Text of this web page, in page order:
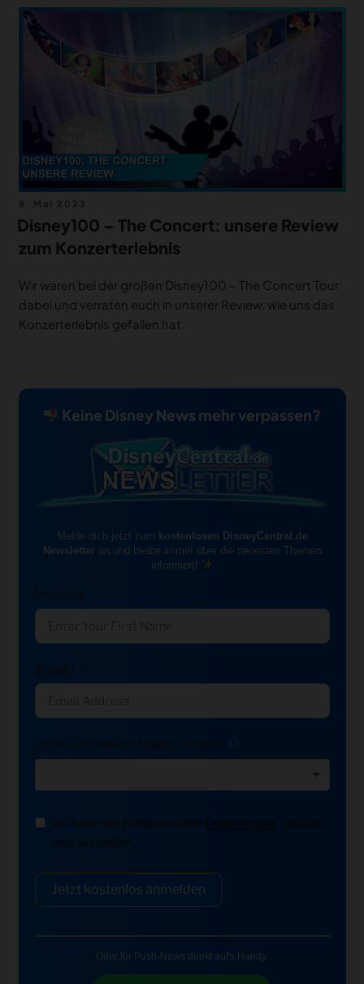
DEALS
MEIN HQ
am
Disney100 – The Concert: unsere Review
zum Konzerterlebnis
Wir waren bei der großen Disney100 – The Concert Tour
dabei und verraten euch in unserer Review, wie uns das
Konzerterlebnis gefallen hat.
Keine Disney News mehr verpassen?
Melde dich jetzt zum kostenlosen DisneyCentral.de
Newsletteran und bleibe immer über die neuesten Themen
informiert!
Vorname
E-Mail
Ich möchte News-Updates erhalten:
Ich habe die Hinweise zum Datenschutz
und akzeptiert.
Jetzt kostenlos anmelden
Oder für Push-News direkt auf's Handy: